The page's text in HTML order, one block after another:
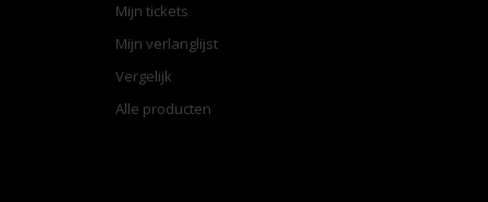
Mijn tickets
Mijn verlanglijst
Vergelijk
Alle producten